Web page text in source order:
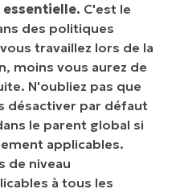
C'est le
des politiques
travaillez lors de la
moins vous aurez de
N'oubliez pas que
désactiver par défaut
le parent global si
applicables.
de niveau
à tous les